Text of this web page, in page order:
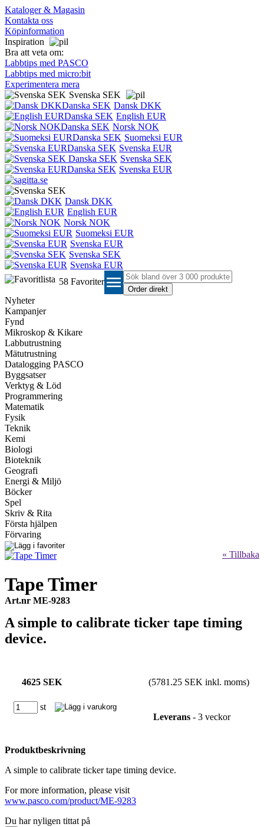
Kataloger & Magasin
Kontakta oss
Köpinformation
Inspiration
Bra att veta om:
Labbtips med PASCO
Labbtips med micro:bit
Experimentera mera
Svenska SEK
Dansk DKK
English EUR
Norsk NOK
Suomeksi EUR
Svenska EUR
Svenska SEK
Svenska EUR
Dansk DKK
English EUR
Norsk NOK
Suomeksi EUR
Svenska EUR
Svenska SEK
Svenska EUR
58 Favoriter menu
Nyheter
Kampanjer
Fynd
Mikroskop & Kikare
Labbutrustning
Mätutrustning
Datalogging PASCO
Byggsatser
Verktyg & Löd
Programmering
Matematik
Fysik
Teknik
Kemi
Biologi
Bioteknik
Geografi
Energi & Miljö
Böcker
Spel
Skriv & Rita
Första hjälpen
Förvaring
« Tillbaka
Tape Timer
Art.nr ME-9283
A simple to calibrate ticker tape timing
device.
4625 SEK (5781.25 SEK inkl. moms)
st
Leverans - 3 veckor
Produktbeskrivning
A simple to calibrate ticker tape timing device.
For more information, please visit
www.pasco.com/product/ME-9283
Du har nyligen tittat på